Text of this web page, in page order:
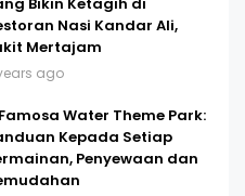
Nasi Kandar Ali,
Mertajam
ago
Water Theme Park:
Kepada Setiap
Penyewaan dan